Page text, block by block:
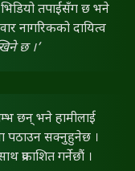
भिडियो तपाईंसँग छ भने
नागरिकको दायित्व
छ ।’
छन् भने हामीलाई
पठाउन सक्नुहुनेछ ।
प्रकाशित गर्नेछौं ।